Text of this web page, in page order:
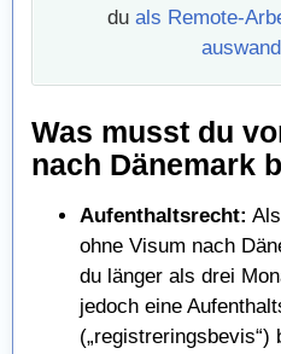
du als Remote-
Was musst du
nach Dänemark
Aufenthaltsrecht:
ohne Visum nach
du länger als drei
jedoch eine
(„registreringsbevis“)